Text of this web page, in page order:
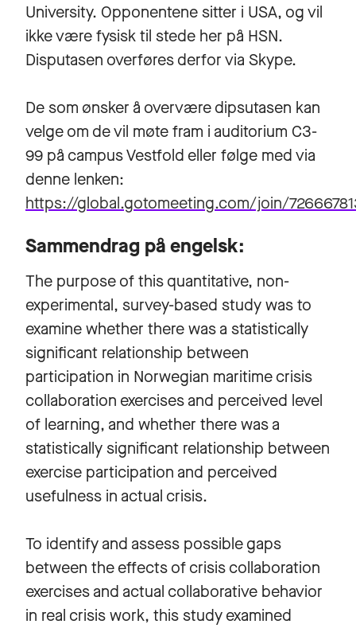
University. Opponentene sitter i USA, og vil
ikke være fysisk til stede her på HSN.
Disputasen overføres derfor via Skype.
De som ønsker å overvære dipsutasen kan
velge om de vil møte fram i auditorium C3-
99 på campus Vestfold eller følge med via
denne lenken:
https://global.gotomeeting.com/join/
Sammendrag på engelsk:
The purpose of this quantitative, non-
experimental, survey-based study was to
examine whether there was a statistically
significant relationship between
participation in Norwegian maritime crisis
collaboration exercises and perceived level
of learning, and whether there was a
statistically significant relationship between
exercise participation and perceived
usefulness in actual crisis.
To identify and assess possible gaps
between the effects of crisis collaboration
exercises and actual collaborative behavior
in real crisis work, this study examined